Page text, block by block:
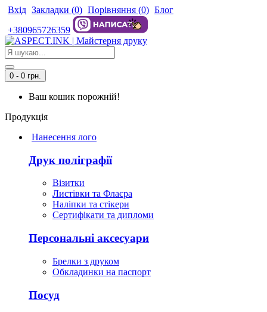
Вхід Закладки (0) Порівняння (0) Блог
+380965726359
0 - 0 грн.
Ваш кошик порожній!
Продукція
Нанесення лого
Друк поліграфії
Візитки
Листівки та Флаєра
Наліпки та стікери
Сертифікати та дипломи
Персональні аксесуари
Брелки з друком
Обкладинки на паспорт
Посуд